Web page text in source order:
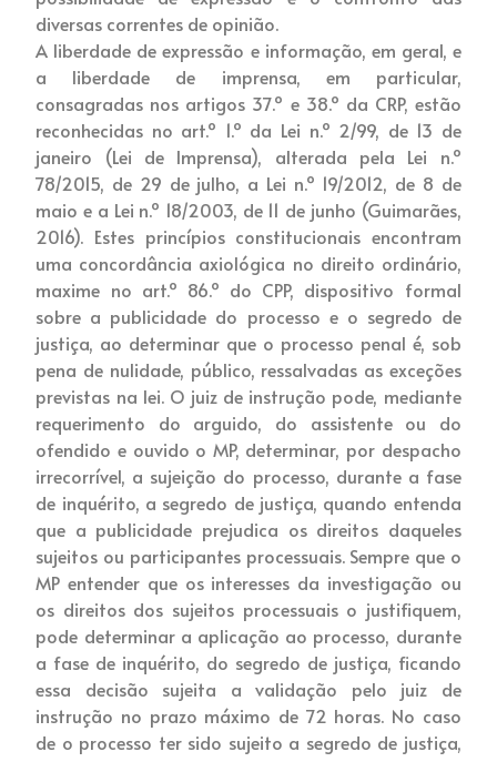
diversas correntes de opinião.
A liberdade de expressão e informação, em geral, e
a liberdade de imprensa, em particular,
consagradas nos artigos 37.º e 38.º da CRP, estão
reconhecidas no art.º 1.º da Lei n.º 2/99, de 13 de
janeiro (Lei de Imprensa), alterada pela Lei n.º
78/2015, de 29 de julho, a Lei n.º 19/2012, de 8 de
maio e a Lei n.º 18/2003, de 11 de junho (Guimarães,
2016). Estes princípios constitucionais encontram
uma concordância axiológica no direito ordinário,
maxime no art.º 86.º do CPP, dispositivo formal
sobre a publicidade do processo e o segredo de
justiça, ao determinar que o processo penal é, sob
pena de nulidade, público, ressalvadas as exceções
previstas na lei. O juiz de instrução pode, mediante
requerimento do arguido, do assistente ou do
ofendido e ouvido o MP, determinar, por despacho
irrecorrível, a sujeição do processo, durante a fase
de inquérito, a segredo de justiça, quando entenda
que a publicidade prejudica os direitos daqueles
sujeitos ou participantes processuais. Sempre que o
MP entender que os interesses da investigação ou
os direitos dos sujeitos processuais o justifiquem,
pode determinar a aplicação ao processo, durante
a fase de inquérito, do segredo de justiça, ficando
essa decisão sujeita a validação pelo juiz de
instrução no prazo máximo de 72 horas. No caso
de o processo ter sido sujeito a segredo de justiça,